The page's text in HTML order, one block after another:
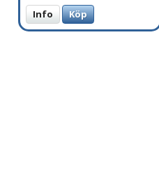
Info Köp